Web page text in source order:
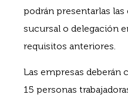
podrán presentarlas las
sucursal o delegación
requisitos anteriores.
Las empresas
15 personas